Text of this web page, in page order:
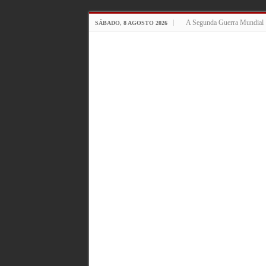
SÁBADO, 8 AGOSTO 2026 A Segunda Guerra Mundial